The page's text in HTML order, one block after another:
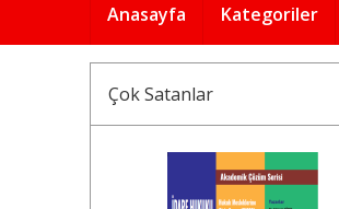
Anasayfa Kategoriler
Çok Satanlar